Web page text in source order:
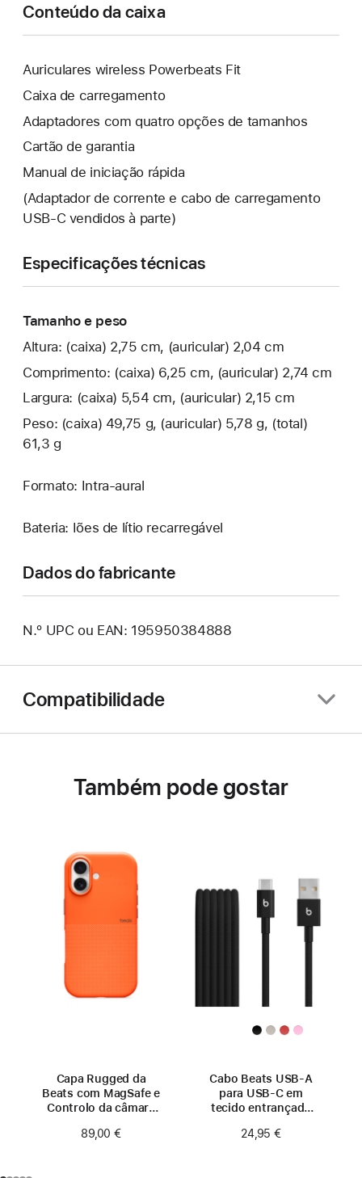
Conteúdo da caixa
Auriculares wireless Powerbeats Fit
Caixa de carregamento
Adaptadores com quatro opções de tamanhos
Cartão de garantia
Manual de iniciação rápida
(Adaptador de corrente e cabo de carregamento
USB-C vendidos à parte)
Especificações técnicas
Tamanho e peso
Altura: (caixa) 2,75 cm, (auricular) 2,04 cm
Comprimento: (caixa) 6,25 cm, (auricular) 2,74 cm
Largura: (caixa) 5,54 cm, (auricular) 2,15 cm
Peso: (caixa) 49,75 g, (auricular) 5,78 g, (total)
61,3 g
Formato: Intra-aural
Bateria: Iões de lítio recarregável
Dados do fabricante
N.º UPC ou EAN: 195950384888
Compatibilidade
Também pode gostar
Capa Rugged da
Beats com MagSafe e
Controlo da câmara
- Laranja Sierra
89,00 €
Cabo Beats USB‑A
para USB‑C em
tecido entrançado
relâmpago
24,95 €